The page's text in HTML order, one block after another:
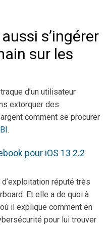
s’ingérer
sur les
d’un utilisateur
extorquer des
comment se procurer
.
pour iOS 13 2.2
réputé très
Et elle a de quoi à
il explique comment en
pour lui trouver